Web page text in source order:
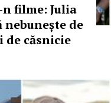
n filme: Julia
de
de căsnicie